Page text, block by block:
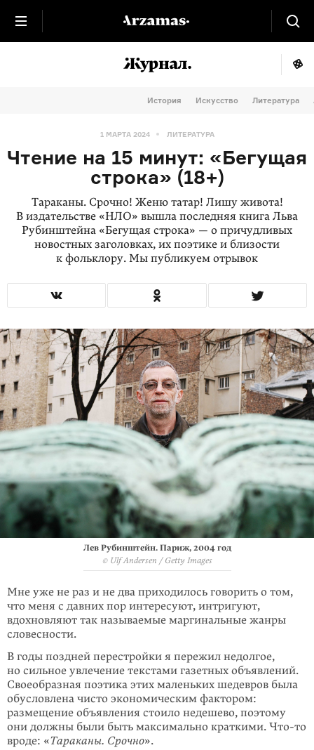
История Искусство Литература
1 МАРТА 2024 ЛИТЕРАТУРА
Чтение на 15 минут: «Бегущая
строка» (18+)
Тараканы. Срочно! Женю татар! Лишу живота!
В издательстве «НЛО» вышла последняя книга Льва
Рубинштейна «Бегущая строка» — о причудливых
новостных заголовках, их поэтике и близости
к фольклору. Мы публикуем отрывок
Лев Рубинштейн. Париж, 2004 год
© Ulf Andersen / Getty Images
Мне уже не раз и не два приходилось говорить о том,
что меня с давних пор интересуют, интригуют,
вдохновляют так называемые маргинальные жанры
словесности.
В годы поздней перестройки я пережил недолгое,
но сильное увлечение текстами газетных объявлений.
Своеобразная поэтика этих маленьких шедевров была
обусловлена чисто экономическим фактором:
размещение объявления стоило недешево, поэтому
они должны были быть максимально краткими. Что-то
вроде: «Тараканы. Срочно».